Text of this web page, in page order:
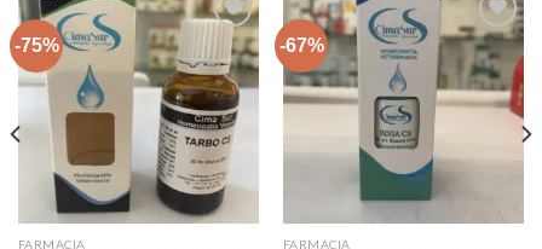
-75%
Agregar
a la lista
de
deseos
FARMACIA
-67%
Agregar
a la lista
FARMACIA